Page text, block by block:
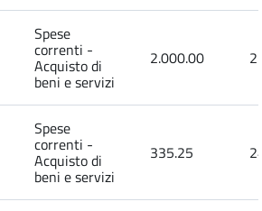
Spese
correnti -
Acquisto di
beni e servizi
2.000.00
Spese
correnti -
Acquisto di
beni e servizi
335.25